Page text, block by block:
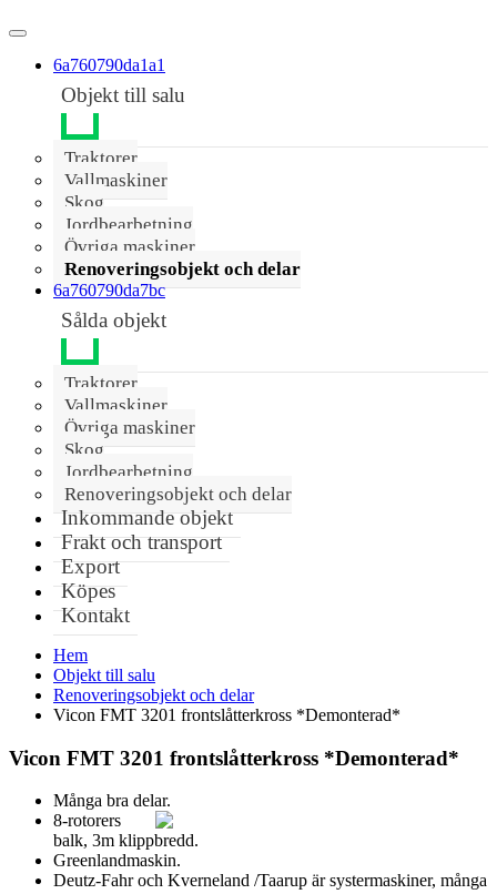
6a760790da1a1
Objekt till salu
Traktorer
Vallmaskiner
Skog
Jordbearbetning
Övriga maskiner
Renoveringsobjekt och delar
6a760790da7bc
Sålda objekt
Traktorer
Vallmaskiner
Övriga maskiner
Skog
Jordbearbetning
Renoveringsobjekt och delar
Inkommande objekt
Frakt och transport
Export
Köpes
Kontakt
Hem
Objekt till salu
Renoveringsobjekt och delar
Vicon FMT 3201 frontslåtterkross *Demonterad*
Vicon FMT 3201 frontslåtterkross *Demonterad*
Många bra delar.
8-rotorers
balk, 3m klippbredd.
Greenlandmaskin.
Deutz-Fahr och Kverneland /Taarup är systermaskiner, många